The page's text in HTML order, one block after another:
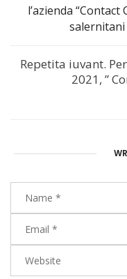
l’azienda
salernitani
Repetita iuvant.
2021, ”